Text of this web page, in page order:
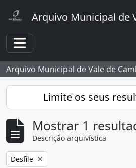
Arquivo Municipal de
Toggle navigation
Arquivo Municipal de Vale de
Limite os seus
Mostrar 1
Descrição arquivística
Remover filtro:
Desfile